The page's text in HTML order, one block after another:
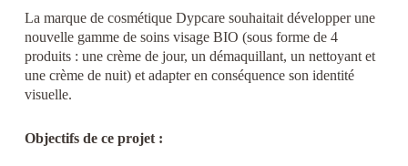
La marque de cosmétique Dypcare souhaitait développer une
nouvelle gamme de soins visage BIO (sous forme de 4
produits : une crème de jour, un démaquillant, un nettoyant et
une crème de nuit) et adapter en conséquence son identité
visuelle.
Objectifs de ce projet :